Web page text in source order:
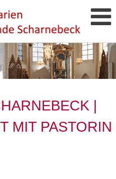
|
MIT PASTORIN